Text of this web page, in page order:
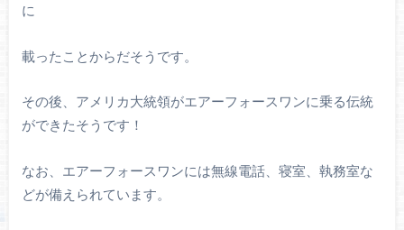
に
載ったことからだそうです。
その後、アメリカ大統領がエアーフォースワンに乗る伝統
ができたそうです！
なお、エアーフォースワンには無線電話、寝室、執務室な
どが備えられています。